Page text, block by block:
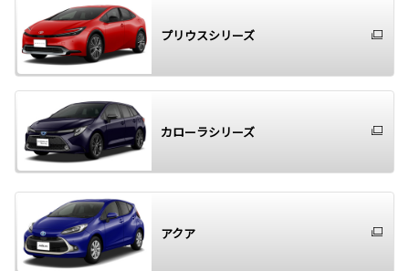
プリウスシリーズ
カローラシリーズ
アクア